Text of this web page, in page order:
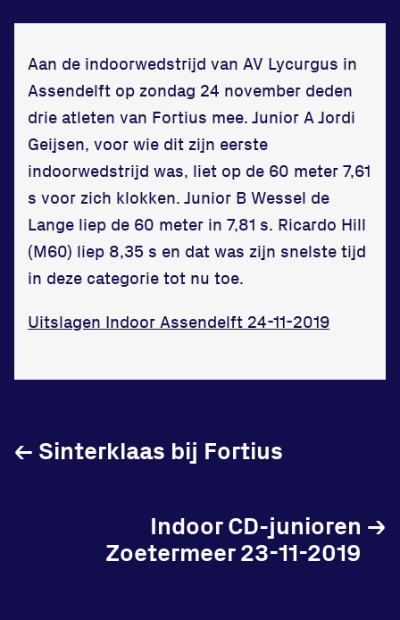
zet je samen
Running
Zet een personal record
in onze gym
Fitness
Atleten
Contact
Aan de indoorwedstrijd van AV Lycurgus in
Assendelft op zondag 24 november deden
drie atleten van Fortius mee. Junior A Jordi
Geijsen, voor wie dit zijn eerste
indoorwedstrijd was, liet op de 60 meter 7,61
s voor zich klokken. Junior B Wessel de
Lange liep de 60 meter in 7,81 s. Ricardo Hill
(M60) liep 8,35 s en dat was zijn snelste tijd
in deze categorie tot nu toe.
Uitslagen Indoor Assendelft 24-11-2019
Sinterklaas bij Fortius
←
Indoor CD-junioren
Zoetermeer 23-11-2019
→